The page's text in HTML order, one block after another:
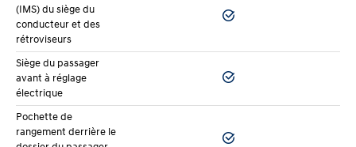
(IMS) du siège du
conducteur et des
rétroviseurs
Siège du passager
avant à réglage
électrique
Pochette de
rangement derrière le